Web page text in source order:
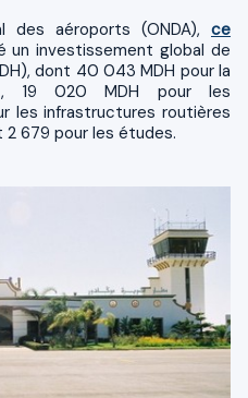
des aéroports (ONDA), ce
un investissement global de
dont 40 043 MDH pour la
19 020 MDH pour les
les infrastructures routières
679 pour les études.